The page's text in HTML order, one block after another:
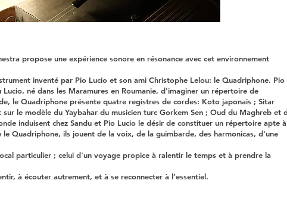
propose une expérience sonore en résonance avec cet environnement
inventé par Pio Lucio et son ami Christophe Lelou: le Quadriphone. Pio
né dans les Maramures en Roumanie, d'imaginer un répertoire de
le Quadriphone présente quatre registres de cordes: Koto japonais ; Sitar
le modèle du Yaybahar du musicien turc Gorkem Sen ; Oud du Maghreb et
induisent chez Sandu et Pio Lucio le désir de constituer un répertoire apte à
Quadriphone, ils jouent de la voix, de la guimbarde, des harmonicas, d'une
particulier ; celui d'un voyage propice à ralentir le temps et à prendre la
à écouter autrement, et à se reconnecter à l’essentiel.